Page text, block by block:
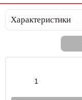
Характеристики